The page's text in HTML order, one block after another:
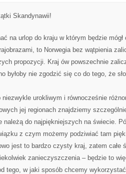
Skandynawii!
na urlop do kraju w którym będzie
to Norwegia bez wątpienia
propozycji. Kraj ów powszechnie
byłoby nie zgodzić się co do tego, że
niezwykle urokliwym i równocześnie
jej regionach znajdziemy
należą do najpiękniejszych na świecie.
z czym możemy podziwiać tam
jest to bardzo czysty kraj, zatem całe
zanieczyszczenia – będzie to
tego, w jaki sposób chcemy